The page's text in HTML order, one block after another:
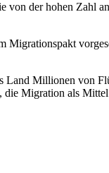
der hohen Zahl
Migrationspakt
Land Millionen von
die Migration als